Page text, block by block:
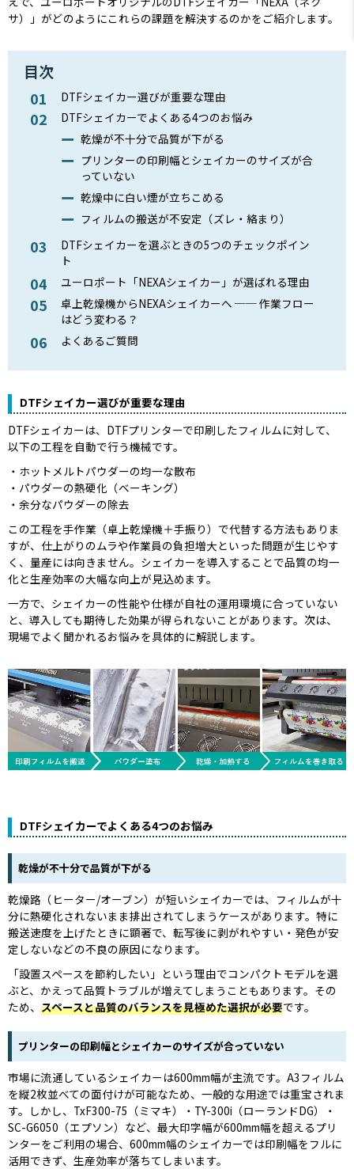
サ）」がどのようにこれらの課題を解決するのかをご紹介します。
目次
DTFシェイカー選びが重要な理由
DTFシェイカーでよくある4つのお悩み
乾燥が不十分で品質が下がる
プリンターの印刷幅とシェイカーのサイズが合
っていない
乾燥中に白い煙が立ちこめる
フィルムの搬送が不安定（ズレ・絡まり）
DTFシェイカーを選ぶときの5つのチェックポイン
ト
ユーロポート「NEXAシェイカー」が選ばれる理由
卓上乾燥機からNEXAシェイカーへ ── 作業フロー
はどう変わる？
よくあるご質問
DTFシェイカー選びが重要な理由
DTFシェイカーは、DTFプリンターで印刷したフィルムに対して、
以下の工程を自動で行う機械です。
ホットメルトパウダーの均一な散布
パウダーの熱硬化（ベーキング）
余分なパウダーの除去
この工程を手作業（卓上乾燥機＋手振り）で代替する方法もありま
すが、仕上がりのムラや作業員の負担増大といった問題が生じやす
く、量産には向きません。シェイカーを導入することで品質の均一
化と生産効率の大幅な向上が見込めます。
一方で、シェイカーの性能や仕様が自社の運用環境に合っていない
と、導入しても期待した効果が得られないことがあります。次は、
現場でよく聞かれるお悩みを具体的に解説します。
DTFシェイカーでよくある4つのお悩み
乾燥が不十分で品質が下がる
乾燥路（ヒーター/オーブン）が短いシェイカーでは、フィルムが十
分に熱硬化されないまま排出されてしまうケースがあります。特に
搬送速度を上げたときに顕著で、転写後に剥がれやすい・発色が安
定しないなどの不良の原因になります。
「設置スペースを節約したい」という理由でコンパクトモデルを選
ぶと、かえって品質トラブルが増えてしまうこともあります。その
ため、 スペースと品質のバランスを見極めた選択が必要です。
プリンターの印刷幅とシェイカーのサイズが合っていない
市場に流通しているシェイカーは600mm幅が主流です。A3フィルム
を縦2枚並べての面付けが可能なため、一般的な用途では重宝されま
す。しかし、TxF300-75（ミマキ）・TY-300i（ローランドDG）・
SC-G6050（エプソン）など、最大印字幅が600mm幅を超えるプリ
ンターをご利用の場合、600mm幅のシェイカーでは印刷幅をフルに
活用できず、生産効率が落ちてしまいます。